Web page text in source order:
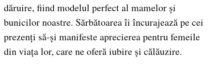
dăruire, fiind modelul perfect al mamelor și
bunicilor noastre. Sărbătoarea îi încurajează pe cei
prezenți să-și manifeste aprecierea pentru femeile
din viața lor, care ne oferă iubire și călăuzire.